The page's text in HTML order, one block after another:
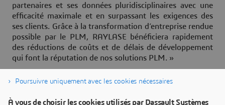
partenaires et ses données pluridisciplinaires avec une
efficacité maximale et en surpassant les exigences des
ses clients. Grâce à la transformation d’entreprise rendue
possible par le PLM, RAYLASE bénéficiera rapidement
des réductions de coûts et de délais de développement
qui font la réputation de nos solutions PLM. »
Poursuivre uniquement avec les cookies nécessaires
À vous de choisir les cookies utilisés par Dassault Systèmes